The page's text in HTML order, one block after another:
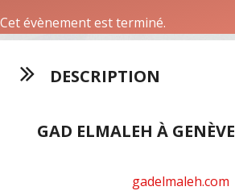
Cet évènement est terminé.
DESCRIPTION
GAD ELMALEH À GENÈVE
gadelmaleh.com